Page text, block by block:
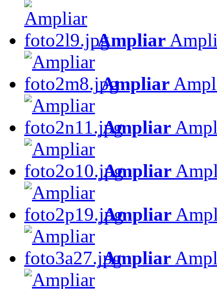
Ampliar
Ampliar
Ampliar
Ampliar
Ampliar
Ampliar